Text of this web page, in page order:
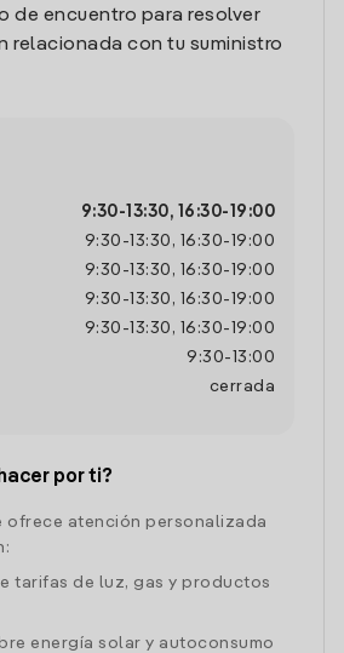
de encuentro para resolver
relacionada con tu suministro
9:30- 13:30, 16:30- 19:00
9:30 - 13:30 , 16:30- 19:00
9:30 - 13:30 , 16:30- 19:00
9:30 - 13:30 , 16:30- 19:00
9:30 - 13:30 , 16:30- 19:00
9:30- 13:00
cerrada
por ti?
ofrece atención personalizada
tarifas de luz, gas y productos
energía solar y autoconsumo